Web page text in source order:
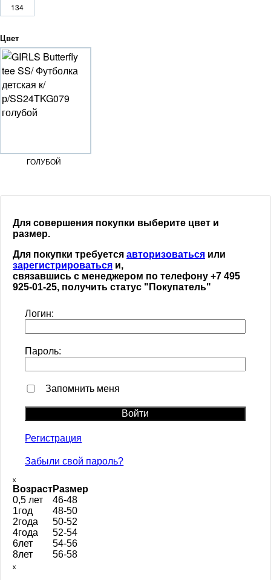
134
Цвет
ГОЛУБОЙ
Для совершения покупки выберите цвет и
размер.
Для покупки требуется авторизоваться или
зарегистрироваться и,
связавшись с менеджером по телефону +7 495
925-01-25, получить статус "Покупатель"
Логин:
Пароль:
Запомнить меня
Регистрация
Забыли свой пароль?
ₓ
ВозрастРазмер
0,5 лет
46-48
1год
48-50
2года
50-52
4года
52-54
6лет
54-56
8лет
56-58
ₓ